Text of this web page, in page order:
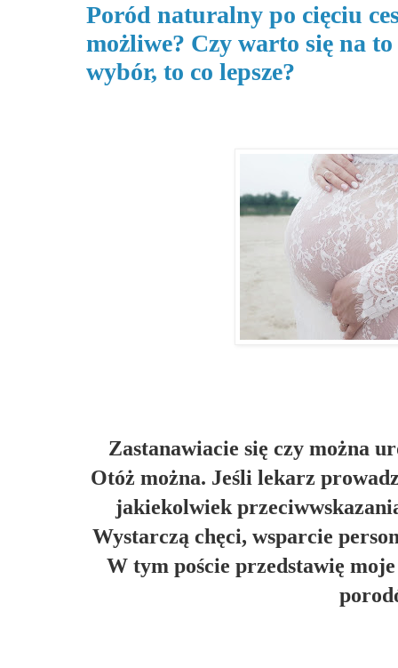
Poród naturalny po cięciu
możliwe? Czy warto się na
wybór, to co lepsze?
Zastanawiacie się czy można
Otóż można. Jeśli lekarz
jakiekolwiek
Wystarczą chęci, wsparcie
W tym poście przedstawię